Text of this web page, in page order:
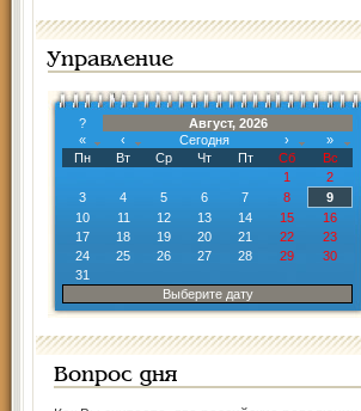
Управление
?
Август, 2026
«
‹ Сегодня ›
»
Пн
Вт Ср Чт Пт Сб
Вс
1
2
3
4 5 6 7 8
9
10
11 12 13 14 15
16
17
18 19 20 21 22
23
24
25 26 27 28 29
30
31
Выберите дату
Вопрос дня